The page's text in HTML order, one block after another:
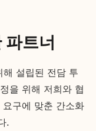
트너
설립된 전담 투
을 위해 저희와 협
구에 맞춘 간소화
.